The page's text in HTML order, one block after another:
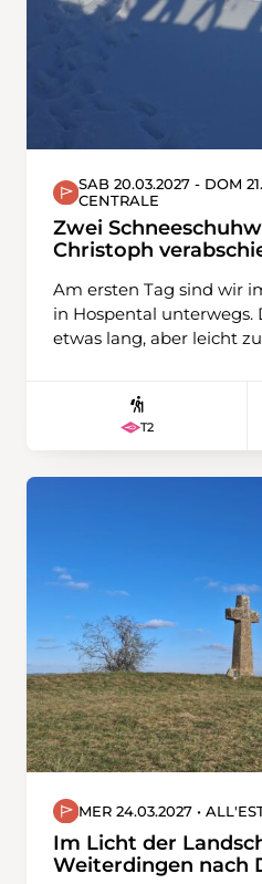
SAB 20.03.2027 - DOM
CENTRALE
Zwei
Christoph
Am ersten Tag sind wir
in Hospental unterwegs.
etwas lang, aber leicht
aber auch zum
Centrale. Am zweiten Tag fahren wir mit dem
Berge ist grandios. Auf diesen beiden
Christoph als
Wanderwege. Jetzt
Dankeschön für diesen
T2
MER 24.03.2027 •
Im Licht der
Weiterdingen nach